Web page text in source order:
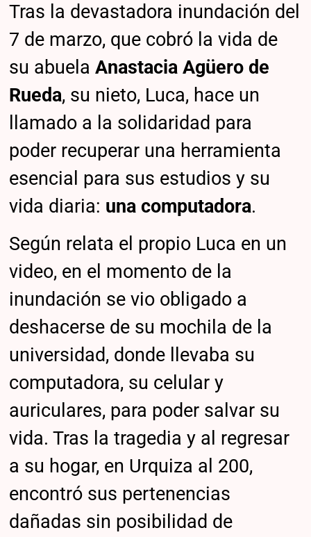
Tras la devastadora inundación del
7 de marzo, que cobró la vida de
su abuelaAnastacia Agüero de
Rueda, su nieto, Luca, hace un
llamado a la solidaridad para
poder recuperar una herramienta
esencial para sus estudios y su
vida diaria: una computadora.
Según relata el propio Luca en un
video, en el momento de la
inundación se vio obligado a
deshacerse de su mochila de la
universidad, donde llevaba su
computadora, su celular y
auriculares, para poder salvar su
vida. Tras la tragedia y al regresar
a su hogar, en Urquiza al 200,
encontró sus pertenencias
dañadas sin posibilidad de